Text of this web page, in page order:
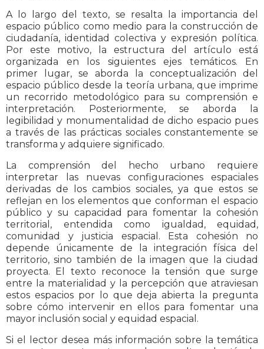
A lo largo del texto, se resalta la importancia del
espacio público como medio para la construcción de
ciudadanía, identidad colectiva y expresión política.
Por este motivo, la estructura del artículo está
organizada en los siguientes ejes temáticos. En
primer lugar, se aborda la conceptualización del
espacio público desde la teoría urbana, que imprime
un recorrido metodológico para su comprensión e
interpretación. Posteriormente, se aborda la
legibilidad y monumentalidad de dicho espacio pues
a través de las prácticas sociales constantemente se
transforma y adquiere significado.
La comprensión del hecho urbano requiere
interpretar las nuevas configuraciones espaciales
derivadas de los cambios sociales, ya que estos se
reflejan en los elementos que conforman el espacio
público y su capacidad para fomentar la cohesión
territorial, entendida como igualdad, equidad,
comunidad y justicia espacial. Esta cohesión no
depende únicamente de la integración física del
territorio, sino también de la imagen que la ciudad
proyecta. El texto reconoce la tensión que surge
entre la materialidad y la percepción que atraviesan
estos espacios por lo que deja abierta la pregunta
sobre cómo intervenir en ellos para fomentar una
mayor inclusión social y equidad espacial.
Si el lector desea más información sobre la temática